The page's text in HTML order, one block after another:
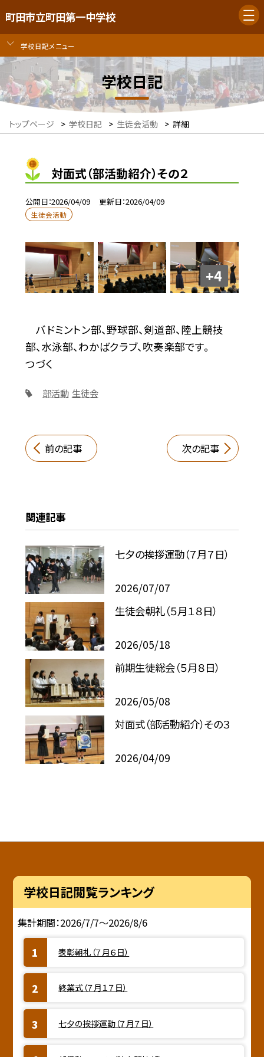
町田市立町田第一中学校
学校日記メニュー
学校日記
トップページ > 学校日記 > 生徒会活動 > 詳細
対面式（部活動紹介）その２
公開日 2026/04/09 更新日 2026/04/09
生徒会活動
+4
バドミントン部、野球部、剣道部、陸上競技
部、水泳部、わかばクラブ、吹奏楽部です。
つづく
部活動 生徒会
前の記事 次の記事
関連記事
七夕の挨拶運動（７月７日）
2026/07/07
生徒会朝礼（５月１８日）
2026/05/18
前期生徒総会（５月８日）
2026/05/08
対面式（部活動紹介）その３
2026/04/09
学校日記閲覧ランキング
集計期間：2026/7/7～2026/8/6
表彰朝礼（７月６日）
終業式（７月１７日）
七夕の挨拶運動（７月７日）